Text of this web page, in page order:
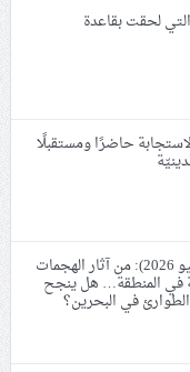
لحقت بقاعدة
حاضرًا ومستقبلًا
حدث الأسبوع (السبت – 11 يوليو 2026): من آثار الهجمات
في المنطقة… هل ينجح
في البحرين؟